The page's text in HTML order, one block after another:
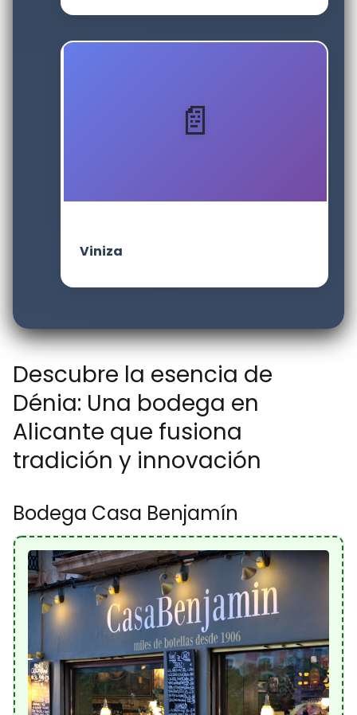
Viniza
Descubre la esencia de
Dénia: Una bodega en
Alicante que fusiona
tradición y innovación
Bodega Casa Benjamín